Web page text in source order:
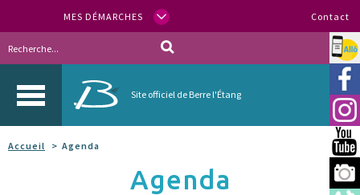
MES DÉMARCHES Contact
Site officiel de Berre l'Étang
Allo
Accueil Agenda
Agenda